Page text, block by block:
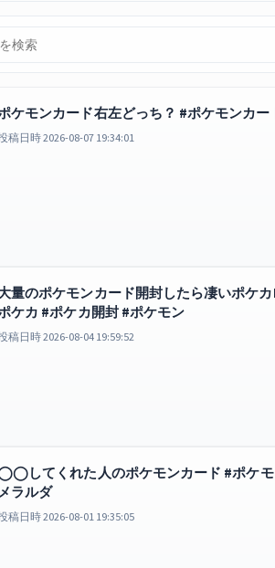
ケモンカード右左どっち？ #ポケモンカ
稿日時 2026-08-07 19:34:01
量のポケモンカード開封したら凄いポケ
ケカ #ポケカ開封 #ポケモン
稿日時 2026-08-04 19:59:52
してくれた人のポケモンカード #ポケモ
ラルダ
稿日時 2026-08-01 19:35:05